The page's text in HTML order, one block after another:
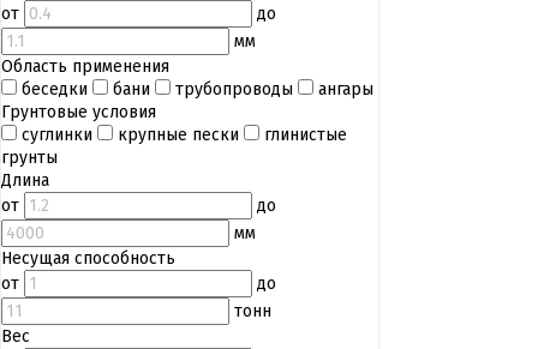
от
до
мм
Область применения
беседки
бани трубопроводы
ангары
Грунтовые условия
суглинки
крупные пески
глинистые
грунты
Длина
от
до
мм
Несущая способность
от
до
тонн
Вес